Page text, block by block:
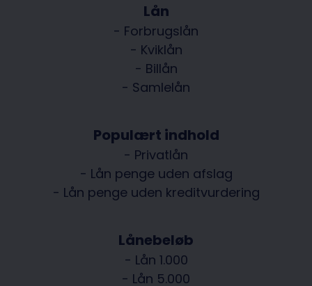
Lån
- Forbrugslån
- Kviklån
- Billån
- Samlelån
Populært indhold
- Privatlån
- Lån penge uden afslag
- Lån penge uden kreditvurdering
Lånebeløb
- Lån 1.000
- Lån 5.000